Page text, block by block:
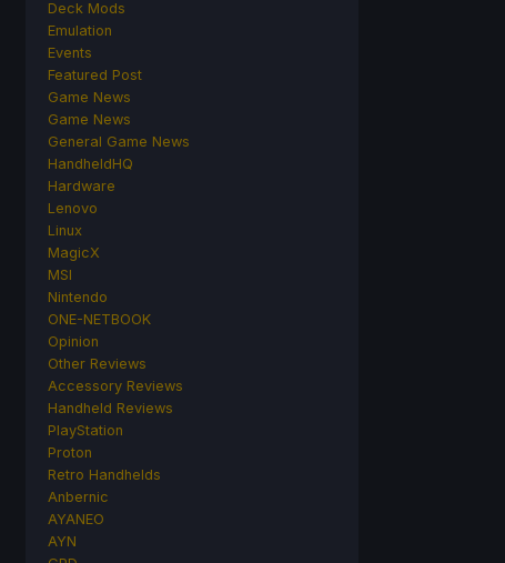
Deck Mods
Emulation
Events
Featured Post
Game News
Game News
General Game News
HandheldHQ
Hardware
Lenovo
Linux
MagicX
MSI
Nintendo
ONE-NETBOOK
Opinion
Other Reviews
Accessory Reviews
Handheld Reviews
PlayStation
Proton
Retro Handhelds
Anbernic
AYANEO
AYN